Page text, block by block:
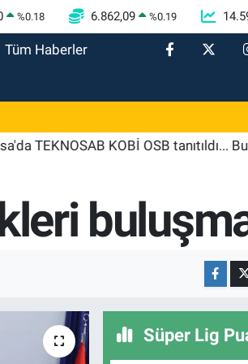
%0.18 6.862,09 %0.19
Tüm Haberler
KOBİ OSB tanıtıldı...
Süper Lig